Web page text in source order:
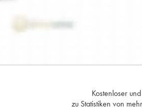
Kostenloser
zu Statistiken von